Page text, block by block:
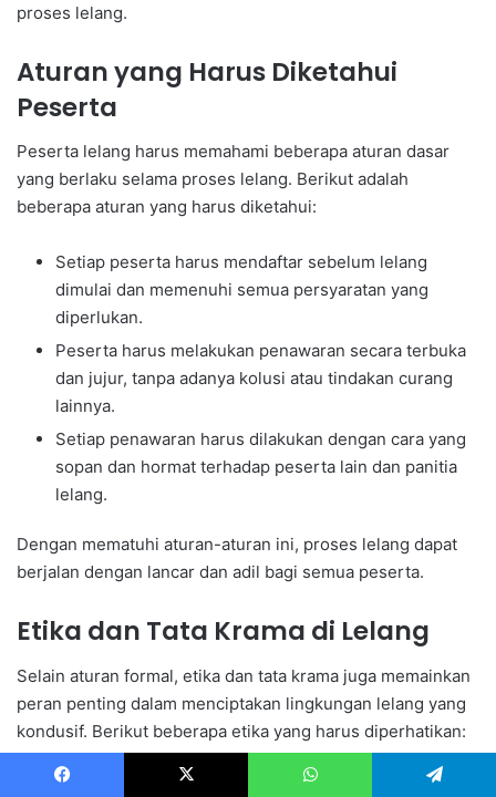
proses lelang.
Aturan yang Harus Diketahui
Peserta
Peserta lelang harus memahami beberapa aturan dasar
yang berlaku selama proses lelang. Berikut adalah
beberapa aturan yang harus diketahui:
Setiap peserta harus mendaftar sebelum lelang
dimulai dan memenuhi semua persyaratan yang
diperlukan.
Peserta harus melakukan penawaran secara terbuka
dan jujur, tanpa adanya kolusi atau tindakan curang
lainnya.
Setiap penawaran harus dilakukan dengan cara yang
sopan dan hormat terhadap peserta lain dan panitia
lelang.
Dengan mematuhi aturan-aturan ini, proses lelang dapat
berjalan dengan lancar dan adil bagi semua peserta.
Etika dan Tata Krama di Lelang
Selain aturan formal, etika dan tata krama juga memainkan
peran penting dalam menciptakan lingkungan lelang yang
kondusif. Berikut beberapa etika yang harus diperhatikan:
Peserta harus bersikap sopan dan hormat terhadap